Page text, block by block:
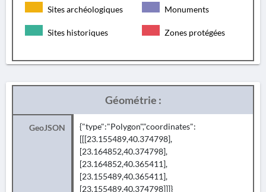
Sites archéologiques Monuments
Sites historiques Zones protégées
Géométrie :
GeoJSON
{"type":"Polygon","coordinates":
[[[23.155489,40.374798],
[23.164852,40.374798],
[23.164852,40.365411],
[23.155489,40.365411],
[23.155489,40.374798]]]}